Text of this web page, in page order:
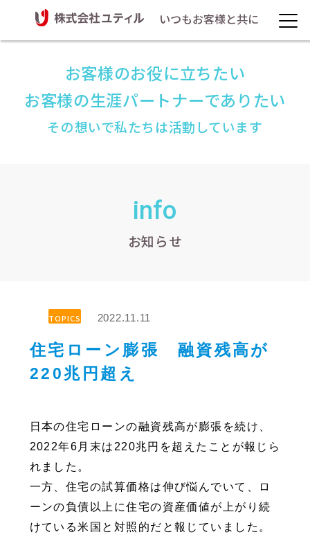
いつもお客様と共に
お客様のお役に立ちたい
お客様の生涯パートナーでありたい
その想いで私たちは活動しています
info
お知らせ
TOPICS 2022.11.11
住宅ローン膨張 融資残高が
220兆円超え
日本の住宅ローンの融資残高が膨張を続け、
2022年6月末は220兆円を超えたことが報じら
れました。
一方、住宅の試算価格は伸び悩んでいて、ロ
ーンの負債以上に住宅の資産価値が上がり続
けている米国と対照的だと報じていました。